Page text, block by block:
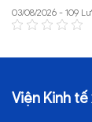
03/08/2026 - 109
Viện Kinh